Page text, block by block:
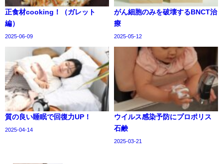
正食材cooking！（ガレット
編）
2025-06-09
がん細胞のみを破壊するBNCT治
療
2025-05-12
質の良い睡眠で回復力UP！
2025-04-14
ウイルス感染予防にプロポリス
石鹸
2025-03-21